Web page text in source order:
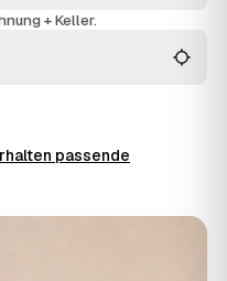
Profis kümmern
+ Keller.
passende